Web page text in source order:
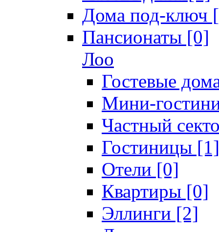
Дома под-ключ
Пансионаты [0]
Лоо
Гостевые
Мини-
Частный
Гостиницы [1]
Отели [0]
Квартиры [0]
Эллинги [2]